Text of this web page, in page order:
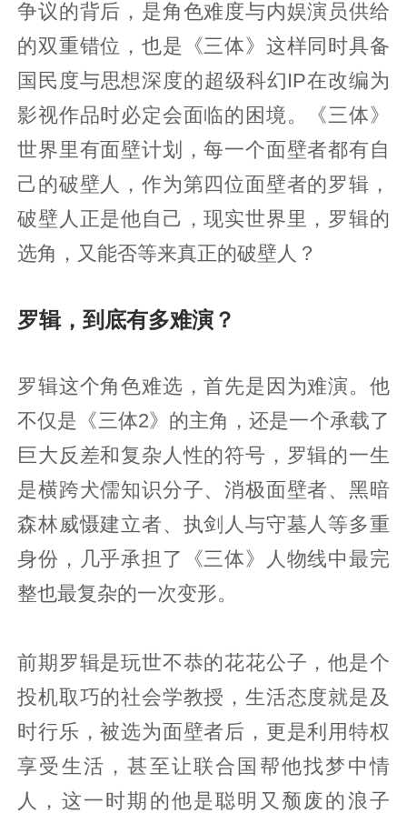
争议的背后，是角色难度与内娱演员供给
的双重错位，也是《三体》这样同时具备
国民度与思想深度的超级科幻IP在改编为
影视作品时必定会面临的困境。《三体》
世界里有面壁计划，每一个面壁者都有自
己的破壁人，作为第四位面壁者的罗辑，
破壁人正是他自己，现实世界里，罗辑的
选角，又能否等来真正的破壁人？
罗辑，到底有多难演？
罗辑这个角色难选，首先是因为难演。他
不仅是《三体2》的主角，还是一个承载了
巨大反差和复杂人性的符号，罗辑的一生
是横跨犬儒知识分子、消极面壁者、黑暗
森林威慑建立者、执剑人与守墓人等多重
身份，几乎承担了《三体》人物线中最完
整也最复杂的一次变形。
前期罗辑是玩世不恭的花花公子，他是个
投机取巧的社会学教授，生活态度就是及
时行乐，被选为面壁者后，更是利用特权
享受生活，甚至让联合国帮他找梦中情
人，这一时期的他是聪明又颓废的浪子